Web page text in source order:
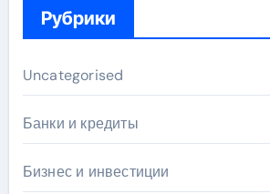
Рубрики
Uncategorised
Банки и кредиты
Бизнес и инвестиции